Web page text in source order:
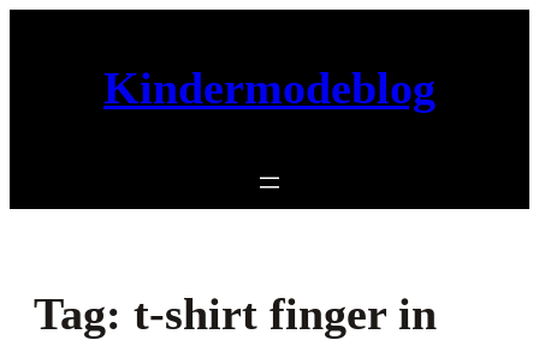
Kindermodeblog
Tag: t-shirt finger in